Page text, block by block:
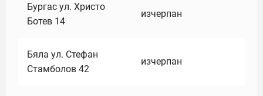
Бургас ул. Христо
Ботев 14
изчерпан
Бяла ул. Стефан
Стамболов 42
изчерпан